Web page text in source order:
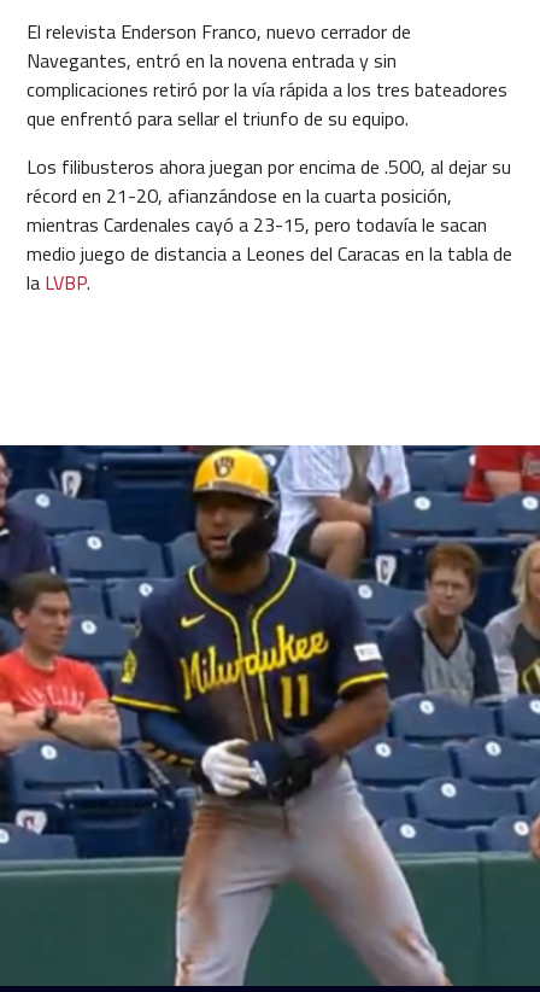
El relevista Enderson Franco, nuevo cerrador de
Navegantes, entró en la novena entrada y sin
complicaciones retiró por la vía rápida a los tres bateadores
que enfrentó para sellar el triunfo de su equipo.
Los filibusteros ahora juegan por encima de .500, al dejar su
récord en 21-20, afianzándose en la cuarta posición,
mientras Cardenales cayó a 23-15, pero todavía le sacan
medio juego de distancia a Leones del Caracas en la tabla de
la LVBP.